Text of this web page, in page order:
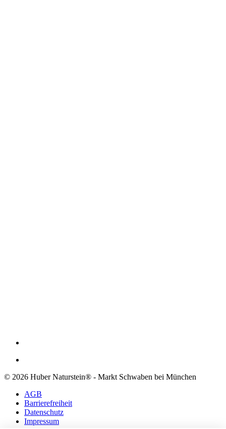
© 2026 Huber Naturstein® - Markt Schwaben bei München
AGB
Barrierefreiheit
Datenschutz
Impressum